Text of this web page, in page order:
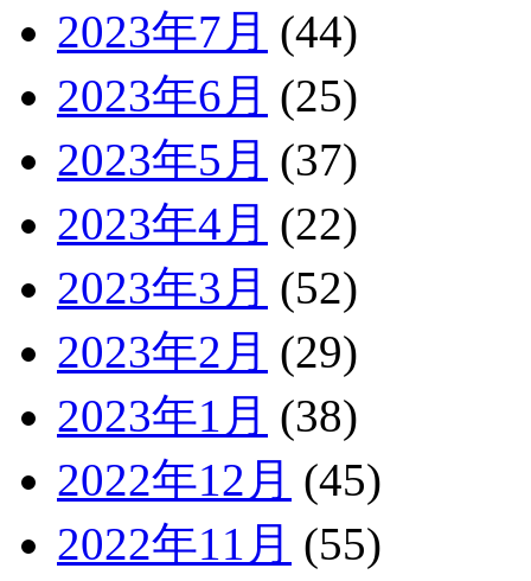
2023年7月 (44)
2023年6月 (25)
2023年5月 (37)
2023年4月 (22)
2023年3月 (52)
2023年2月 (29)
2023年1月 (38)
2022年12月 (45)
2022年11月 (55)